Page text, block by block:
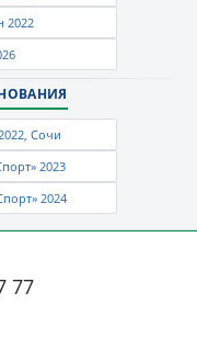
2022
Сочи
2023
2024
77